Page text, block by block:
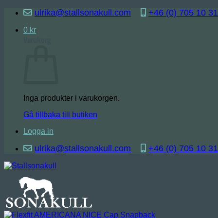
Skip
content
ulrika@stallsonakull.com +46 (0) 705 10
0 kr
Inga produkter i varukorgen.
Gå tillbaka till butiken
Logga in
ulrika@stallsonakull.com +46 (0) 705 10